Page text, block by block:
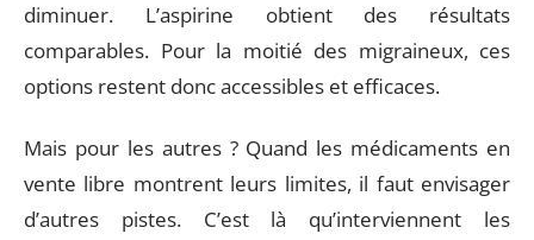
diminuer. L’aspirine obtient des résultats
comparables. Pour la moitié des migraineux, ces
options restent donc accessibles et efficaces.
Mais pour les autres ? Quand les médicaments en
vente libre montrent leurs limites, il faut envisager
d’autres pistes. C’est là qu’interviennent les